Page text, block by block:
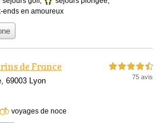
ends en amoureux
de France
69003 Lyon
4,5 étoiles sur 5
75 avis
voyages de noce